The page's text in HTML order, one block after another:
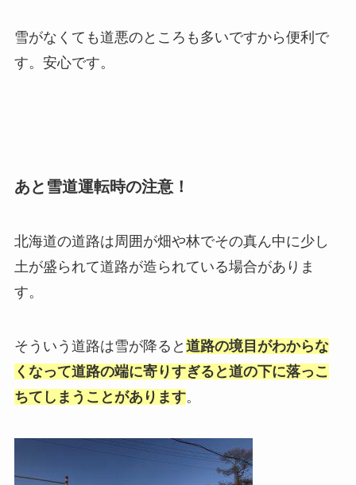
雪がなくても道悪のところも多いですから便利で
す。安心です。
あと 雪道運転時の注意！
北海道の道路は周囲が畑や林でその真ん中に少し
土が盛られて道路が造られている場合がありま
す。
そういう道路は雪が降ると 道路の境目がわからな
くなって道路の端に寄りすぎると道の下に落っこ
ちてしまうことがあります。